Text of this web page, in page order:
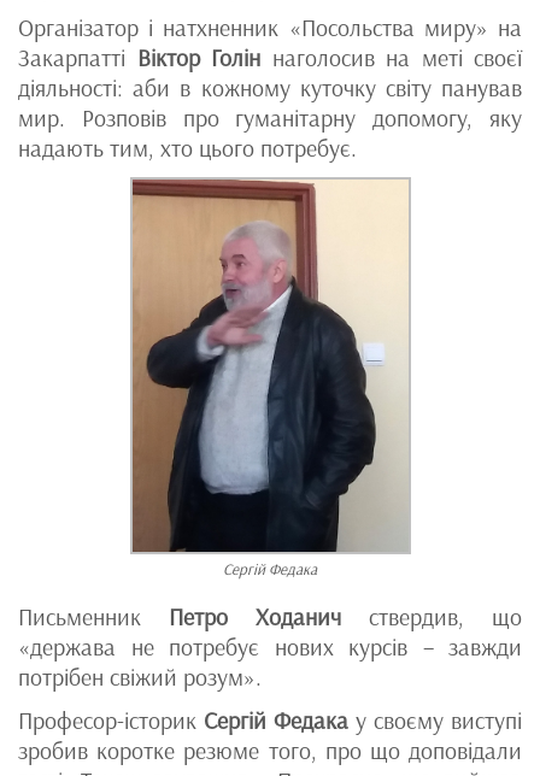
Організатор і натхненник «Посольства миру» на
Закарпатті Віктор Голін наголосив на меті своєї
діяльності: аби в кожному куточку світу панував
мир. Розповів про гуманітарну допомогу, яку
надають тим, хто цього потребує.
Сергій Федака
Письменник Петро Ходанич ствердив, що
«держава не потребує нових курсів – завжди
потрібен свіжий розум».
Професор-історик Сергій Федака у своєму виступі
зробив коротке резюме того, про що доповідали